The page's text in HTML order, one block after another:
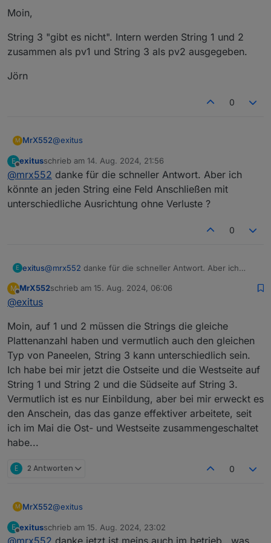
Moin,
String 3 "gibt es nicht". Intern werden String 1 und 2
zusammen als pv1 und String 3 als pv2 ausgegeben.
Jörn
0
M MrX552@exitus
Moin,
String 3 "gibt es nicht". Intern werden String 1 und 2
zusammen als pv1 und String 3 als pv2 ausgegeben.
Jörn
E
Offline
exitusschrieb am 14. Aug. 2024, 21:56
zuletzt editiert von
@mrx552 danke für die schneller Antwort. Aber ich
könnte an jeden String eine Feld Anschließen mit
unterschiedliche Ausrichtung ohne Verluste ?
0
E exitus@mrx552 danke für die schneller Antwort. Aber ich
unterschiedliche Ausrichtung ohne Verluste ?
M
Offline
MrX552schrieb am 15. Aug. 2024, 06:06
zuletzt editiert von
@exitus
Moin, auf 1 und 2 müssen die Strings die gleiche
Plattenanzahl haben und vermutlich auch den gleichen
Typ von Paneelen, String 3 kann unterschiedlich sein.
Ich habe bei mir jetzt die Ostseite und die Westseite auf
String 1 und String 2 und die Südseite auf String 3.
Vermutlich ist es nur Einbildung, aber bei mir erweckt es
den Anschein, das das ganze effektiver arbeitete, seit
ich im Mai die Ost- und Westseite zusammengeschaltet
habe...
E 2 Antworten 0
M MrX552@exitus
Moin, auf 1 und 2 müssen die Strings die gleiche
E
Offline
exitusschrieb am 15. Aug. 2024, 23:02
zuletzt editiert von
@mrx552 danke jetzt ist meins auch im betrieb , was